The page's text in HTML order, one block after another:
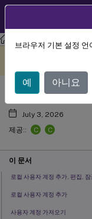
XenMobile Server
사용자 계정
July 3, 2026
제공::
C C
이 문서
로컬 사용자 계정 추가, 편집,
로컬 사용자 계정 추가
사용자 계정 가져오기
브라우저 기본 설정
예 아니요